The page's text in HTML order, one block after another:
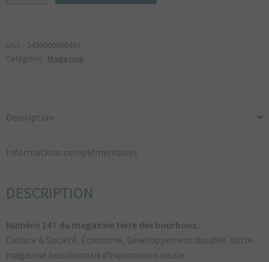
bourbons
magazine
UGS : 2430000000492
Catégorie : Magazine
Description
Informations complémentaires
DESCRIPTION
Numéro 14 ! du magazine terre des bourbons.
Culture & Société, Économie, Développement durable. Votre
magazine bourbonnais d’exploration locale.